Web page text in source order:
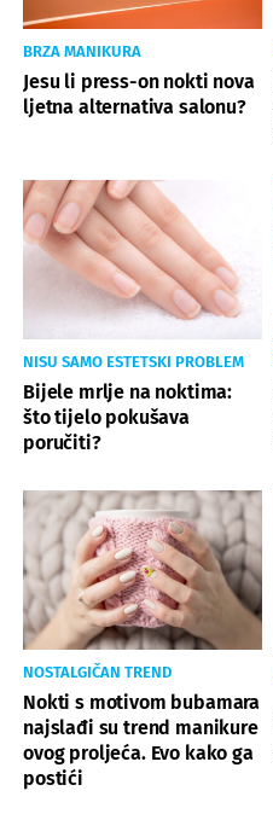
BRZA MANIKURA
Jesu li press-on nokti nova
ljetna alternativa salonu?
NISU SAMO ESTETSKI PROBLEM
Bijele mrlje na noktima:
što tijelo pokušava
poručiti?
NOSTALGIČAN TREND
Nokti s motivom bubamara
najslađi su trend manikure
ovog proljeća. Evo kako ga
postići